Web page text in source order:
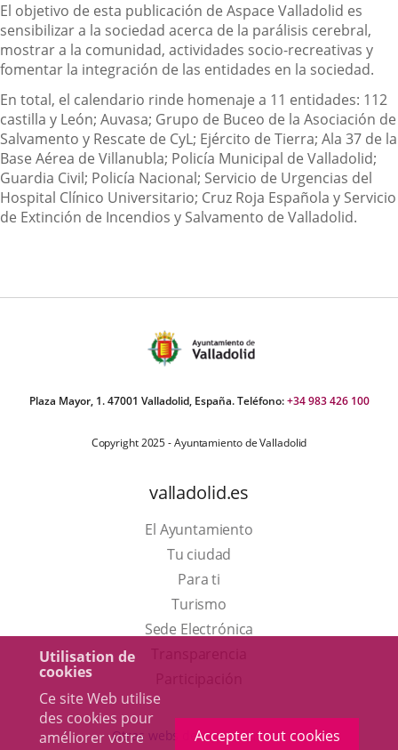
Utilisation de
cookies
Ce site Web utilise
des cookies pour
améliorer votre
Accepter tout cookies
El objetivo de esta publicación de Aspace Valladolid es
sensibilizar a la sociedad acerca de la parálisis cerebral,
mostrar a la comunidad, actividades socio-recreativas y
fomentar la integración de las entidades en la sociedad.
En total, el calendario rinde homenaje a 11 entidades: 112
castilla y León; Auvasa; Grupo de Buceo de la Asociación de
Salvamento y Rescate de CyL; Ejército de Tierra; Ala 37 de la
Base Aérea de Villanubla; Policía Municipal de Valladolid;
Guardia Civil; Policía Nacional; Servicio de Urgencias del
Hospital Clínico Universitario; Cruz Roja Española y Servicio
de Extinción de Incendios y Salvamento de Valladolid.
Plaza Mayor, 1. 47001 Valladolid, España. Teléfono:+34 983 426 100
Copyright 2025 - Ayuntamiento de Valladolid
valladolid.es
El Ayuntamiento
Tu ciudad
Para ti
TurismoEste
enlace
una
Sede Electrónica
externa.
Otras webs del ayuntamiento